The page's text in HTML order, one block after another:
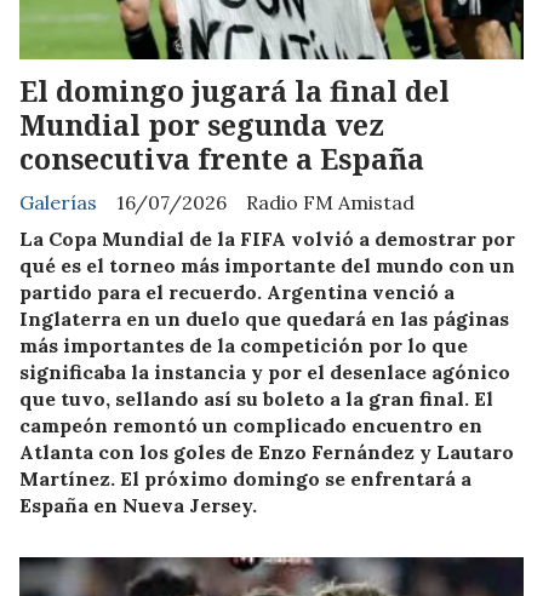
El domingo jugará la final del
Mundial por segunda vez
consecutiva frente a España
Radio FM Amistad
Galerías
16/07/2026
La Copa Mundial de la FIFA volvió a demostrar por
qué es el torneo más importante del mundo con un
partido para el recuerdo. Argentina venció a
Inglaterra en un duelo que quedará en las páginas
más importantes de la competición por lo que
significaba la instancia y por el desenlace agónico
que tuvo, sellando así su boleto a la gran final. El
campeón remontó un complicado encuentro en
Atlanta con los goles de Enzo Fernández y Lautaro
Martínez. El próximo domingo se enfrentará a
España en Nueva Jersey.